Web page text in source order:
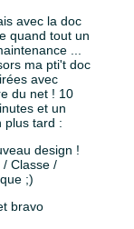
avec la doc
quand tout un
...
ma pti't doc
avec
du net ! 10
et un
plus tard :
design !
/ Classe /
;)
bravo